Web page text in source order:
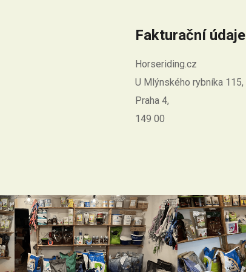
Fakturační údaje
Horseriding.cz
U Mlýnského rybníka 115,
Praha 4,
149 00